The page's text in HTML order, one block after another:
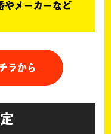
やメーカーなど
ラから